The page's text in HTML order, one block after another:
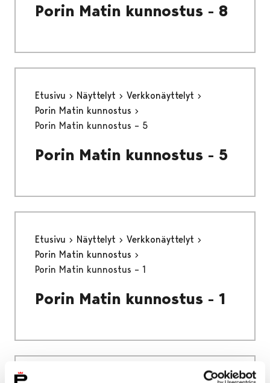
Porin Matin kunnostus - 8
Etusivu Näyttelyt
Verkkonäyttelyt
Porin Matin kunnostus
Porin Matin kunnostus – 5
Porin Matin kunnostus - 5
Etusivu Näyttelyt
Verkkonäyttelyt
Porin Matin kunnostus
Porin Matin kunnostus – 1
Porin Matin kunnostus - 1